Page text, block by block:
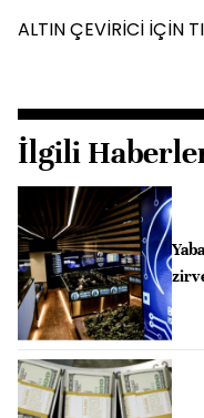
ALTIN ÇEVİRİCİ İÇİN
İlgili